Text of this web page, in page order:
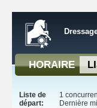
HORAIRE
Liste de
départ:
1
Dernière